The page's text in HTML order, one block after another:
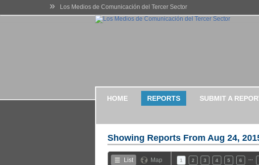
» Los Medios de Comunicación del Tercer Sector
HOME REPORTS SUBMIT A
Showing Reports From Aug 24,
List Map 1 2 3 4 5 6